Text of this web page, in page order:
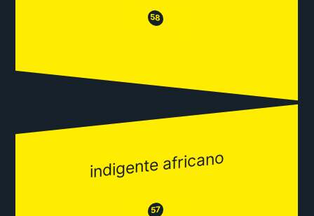
😒 58 😂
indigente africano
57 😂